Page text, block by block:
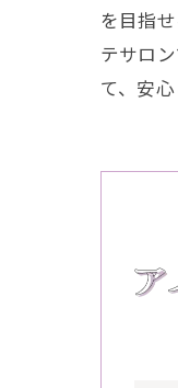
を目指
テサロ
て、安